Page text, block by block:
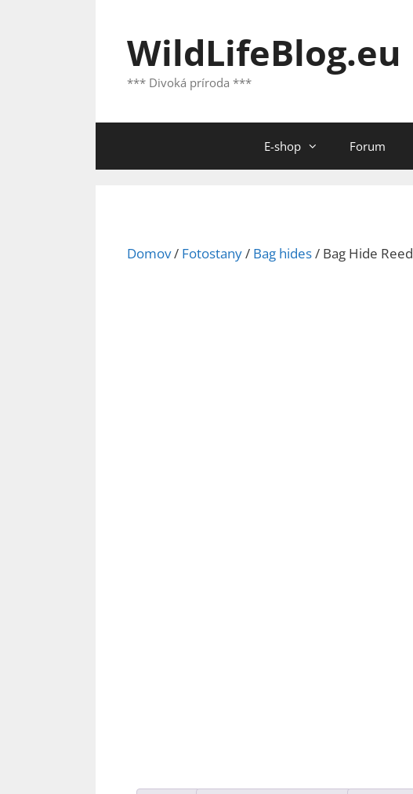
WildLifeBlog.eu
*** Divoká príroda ***
E-shop Forum
Domov/ Fotostany/ Bag hides/ Bag Hide Reed